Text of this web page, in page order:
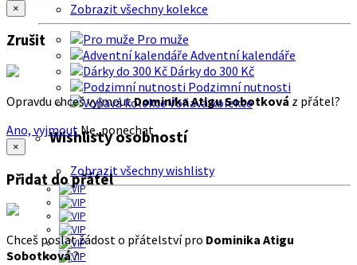
Zobrazit všechny kolekce
Pro muže
Adventní kalendáře
Dárky do 300 Kč
Podzimní nutnosti
Voňavá kolekce
Wishlisty osobností
Zobrazit všechny wishlisty
×
Zrušit
Opravdu chceš vyjmoutDominika Atigu Sobotková z přátel?
Ano, vyjmout Ne, ponechat
×
Přidat do přátel
Chceš poslat žádost o přátelství pro Dominika Atigu
Sobotková?